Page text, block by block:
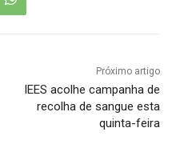
Próximo artigo
IEES acolhe campanha de
recolha de sangue esta
quinta-feira